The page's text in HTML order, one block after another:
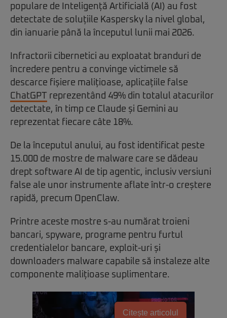
populare de Inteligență Artificială (AI) au fost
detectate de soluțiile Kaspersky la nivel global,
din ianuarie până la începutul lunii mai 2026.
Infractorii cibernetici au exploatat branduri de
încredere pentru a convinge victimele să
descarce fișiere malițioase, aplicațiile false
ChatGPT
reprezentând 49% din totalul atacurilor
detectate, în timp ce Claude și Gemini au
reprezentat fiecare câte 18%.
De la începutul anului, au fost identificat peste
15.000 de mostre de malware care se dădeau
drept software AI de tip agentic, inclusiv versiuni
false ale unor instrumente aflate într-o creștere
rapidă, precum OpenClaw.
Printre aceste mostre s-au numărat troieni
bancari, spyware, programe pentru furtul
credentialelor bancare, exploit-uri și
downloaders malware capabile să instaleze alte
componente malițioase suplimentare.
Citește articolul